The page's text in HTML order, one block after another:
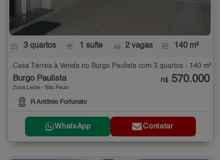
3 quartos 1 suíte 2 vagas 140 m²
Casa Térrea à Venda no Burgo Paulista com 3 quartos - 140 m²
Burgo Paulista
Zona Leste - São Paulo
R Antônio Fortunato
R$ 570.000
WhatsApp Contatar